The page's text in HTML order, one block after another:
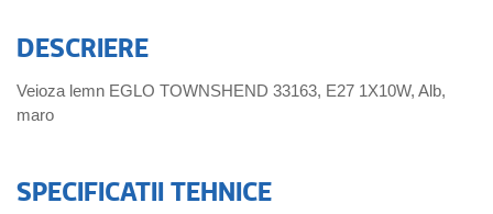
DESCRIERE
Veioza lemn EGLO TOWNSHEND 33163, E27 1X10W, Alb,
maro
SPECIFICATII TEHNICE